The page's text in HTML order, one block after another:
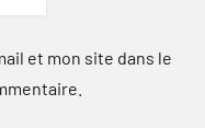
et mon site dans le